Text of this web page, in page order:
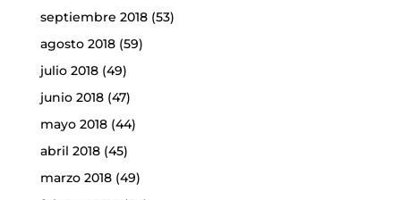
septiembre 2018(53)
agosto 2018(59)
julio 2018(49)
junio 2018(47)
mayo 2018(44)
abril 2018(45)
marzo 2018(49)